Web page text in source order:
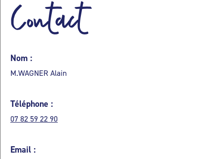
Contact
Nom :
M.WAGNER Alain
Téléphone :
07 82 59 22 90
Email :